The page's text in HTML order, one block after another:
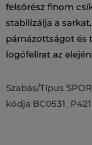
felsőrész finom
stabilizálja a
párnázottságot és
logófelirat az
Szabás/Típus
kódja